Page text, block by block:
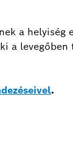
a
.